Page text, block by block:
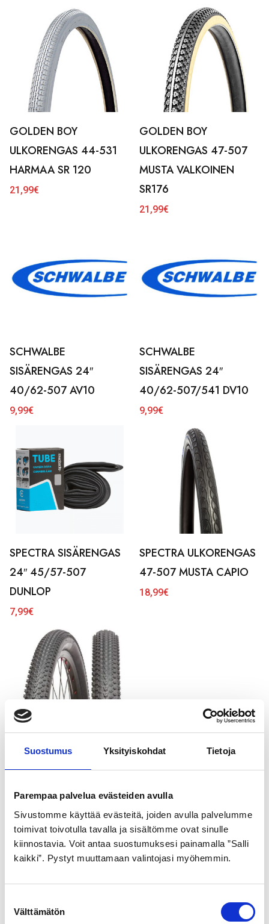
Suostumus Yksityiskohdat Tietoja
Parempaa palvelua evästeiden avulla
Sivustomme käyttää evästeitä, joiden avulla palvelumme
toimivat toivotulla tavalla ja sisältömme ovat sinulle
kiinnostavia. Voit antaa suostumuksesi painamalla ”Salli
kaikki”. Pystyt muuttamaan valintojasi myöhemmin.
Välttämätön
GOLDEN BOY
ULKORENGAS 44-531
HARMAA SR 120
21,99€
GOLDEN BOY
ULKORENGAS 47-507
MUSTA VALKOINEN
SR176
21,99€
SCHWALBE
SISÄRENGAS 24″
40/62-507 AV10
9,99€
SCHWALBE
SISÄRENGAS 24″
40/62-507/541 DV10
9,99€
SPECTRA SISÄRENGAS
24″ 45/57-507
DUNLOP
7,99€
SPECTRA ULKORENGAS
47-507 MUSTA CAPIO
18,99€
SPECTRA ULKORENGAS
47-507 MUSTA OPES
TEC
18,99€
Tähtipyörä (440)